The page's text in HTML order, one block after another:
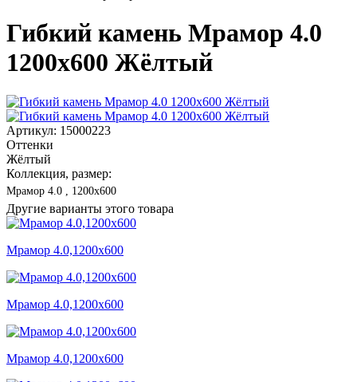
Гибкий камень Мрамор 4.0
1200x600 Жёлтый
Артикул: 15000223
Оттенки
Жёлтый
Коллекция, размер:
Мрамор 4.0 , 1200x600
Другие варианты этого товара
Мрамор 4.0,1200x600
Мрамор 4.0,1200x600
Мрамор 4.0,1200x600